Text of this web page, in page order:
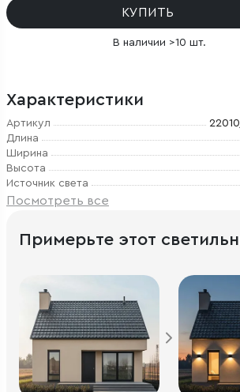
КУПИТЬ
В наличии >10 шт.
Характеристики
Артикул
Длина
Ширина
Высота
Источник света
Посмотреть все
Примерьте этот